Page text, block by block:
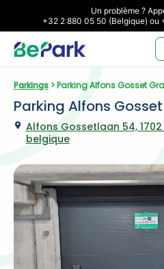
Un problème ?
+32 2 880 05 50 (Belgique) ou
Parkings > Parking Alfons Gosset
Parking Alfons
Alfons Gossetlaan 54,
belgique